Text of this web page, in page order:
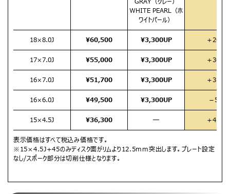
WHITE PEARL（ホ
ワイトパール）
18×8.0J ¥60,500 ¥3,300UP ＋20
17×7.0J ¥55,000 ¥3,300UP ＋30
16×7.0J ¥51,700 ¥3,300UP ＋35
16×6.0J ¥49,500 ¥3,300UP －5
15×4.5J ¥36,300 ━ ＋45
表示価格はすべて税込み価格です。
※15×4.5J+45のみディスク面がリムより12.5mm突出します。プレート設定
なし/スポーク部分は切削仕様となります。